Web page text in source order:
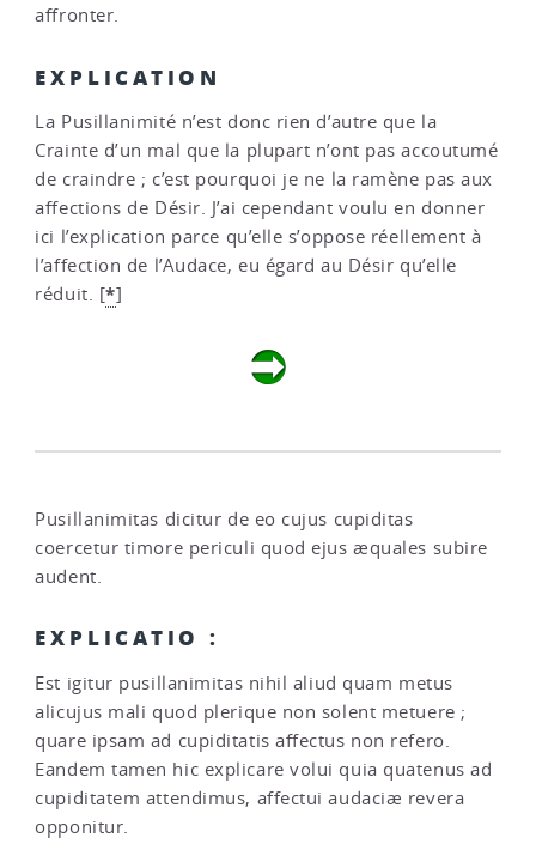
affronter.
EXPLICATION
La Pusillanimité n’est donc rien d’autre que la
Crainte d’un mal que la plupart n’ont pas accoutumé
de craindre ; c’est pourquoi je ne la ramène pas aux
affections de Désir. J’ai cependant voulu en donner
ici l’explication parce qu’elle s’oppose réellement à
l’affection de l’Audace, eu égard au Désir qu’elle
réduit. [*]
Pusillanimitas dicitur de eo cujus cupiditas
coercetur timore periculi quod ejus æquales subire
audent.
EXPLICATIO :
Est igitur pusillanimitas nihil aliud quam metus
alicujus mali quod plerique non solent metuere ;
quare ipsam ad cupiditatis affectus non refero.
Eandem tamen hic explicare volui quia quatenus ad
cupiditatem attendimus, affectui audaciæ revera
opponitur.